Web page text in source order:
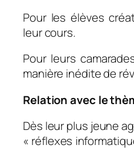
Pour les élèves
leur cours.
Pour leurs
manière inédite de
Relation avec le
Dès leur plus jeune
« réflexes